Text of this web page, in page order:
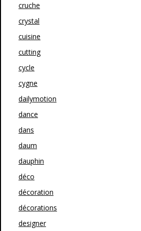
cruche
crystal
cuisine
cutting
cycle
cygne
dailymotion
dance
dans
daum
dauphin
déco
décoration
décorations
designer